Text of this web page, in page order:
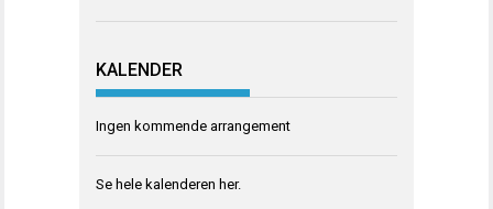
KALENDER
Ingen kommende arrangement
Se hele kalenderen her.